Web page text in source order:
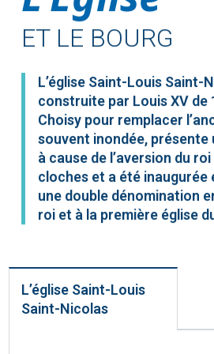
ET LE BOURG
L’église Saint-Louis Saint-
construite par Louis XV de
Choisy pour remplacer
souvent inondée, présente
à cause de l’aversion du
cloches et a été inaugurée
une double dénomination
roi et à la première église
L’église Saint-Louis
Saint-Nicolas